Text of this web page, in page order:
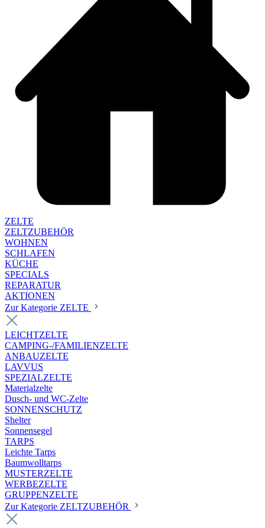
ZELTE
ZELTZUBEHÖR
WOHNEN
SCHLAFEN
KÜCHE
SPECIALS
REPARATUR
AKTIONEN
Zur Kategorie ZELTE
LEICHTZELTE
CAMPING-/FAMILIENZELTE
ANBAUZELTE
LAVVUS
SPEZIALZELTE
Materialzelte
Dusch- und WC-Zelte
SONNENSCHUTZ
Shelter
Sonnensegel
TARPS
Leichte Tarps
Baumwolltarps
MUSTERZELTE
WERBEZELTE
GRUPPENZELTE
Zur Kategorie ZELTZUBEHÖR